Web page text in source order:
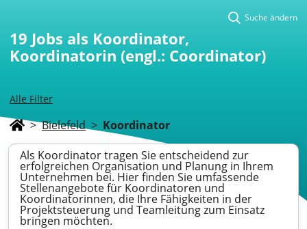
Alle Filter
Suche ändern
19 Jobs als Koordinator,
Koordinatorin (engl.: Coordinator)
> Bielefeld > Koordinator
Als Koordinator tragen Sie entscheidend zur
erfolgreichen Organisation und Planung in Ihrem
Unternehmen bei. Hier finden Sie umfassende
Stellenangebote für Koordinatoren und
Koordinatorinnen, die Ihre Fähigkeiten in der
Projektsteuerung und Teamleitung zum Einsatz
bringen möchten.